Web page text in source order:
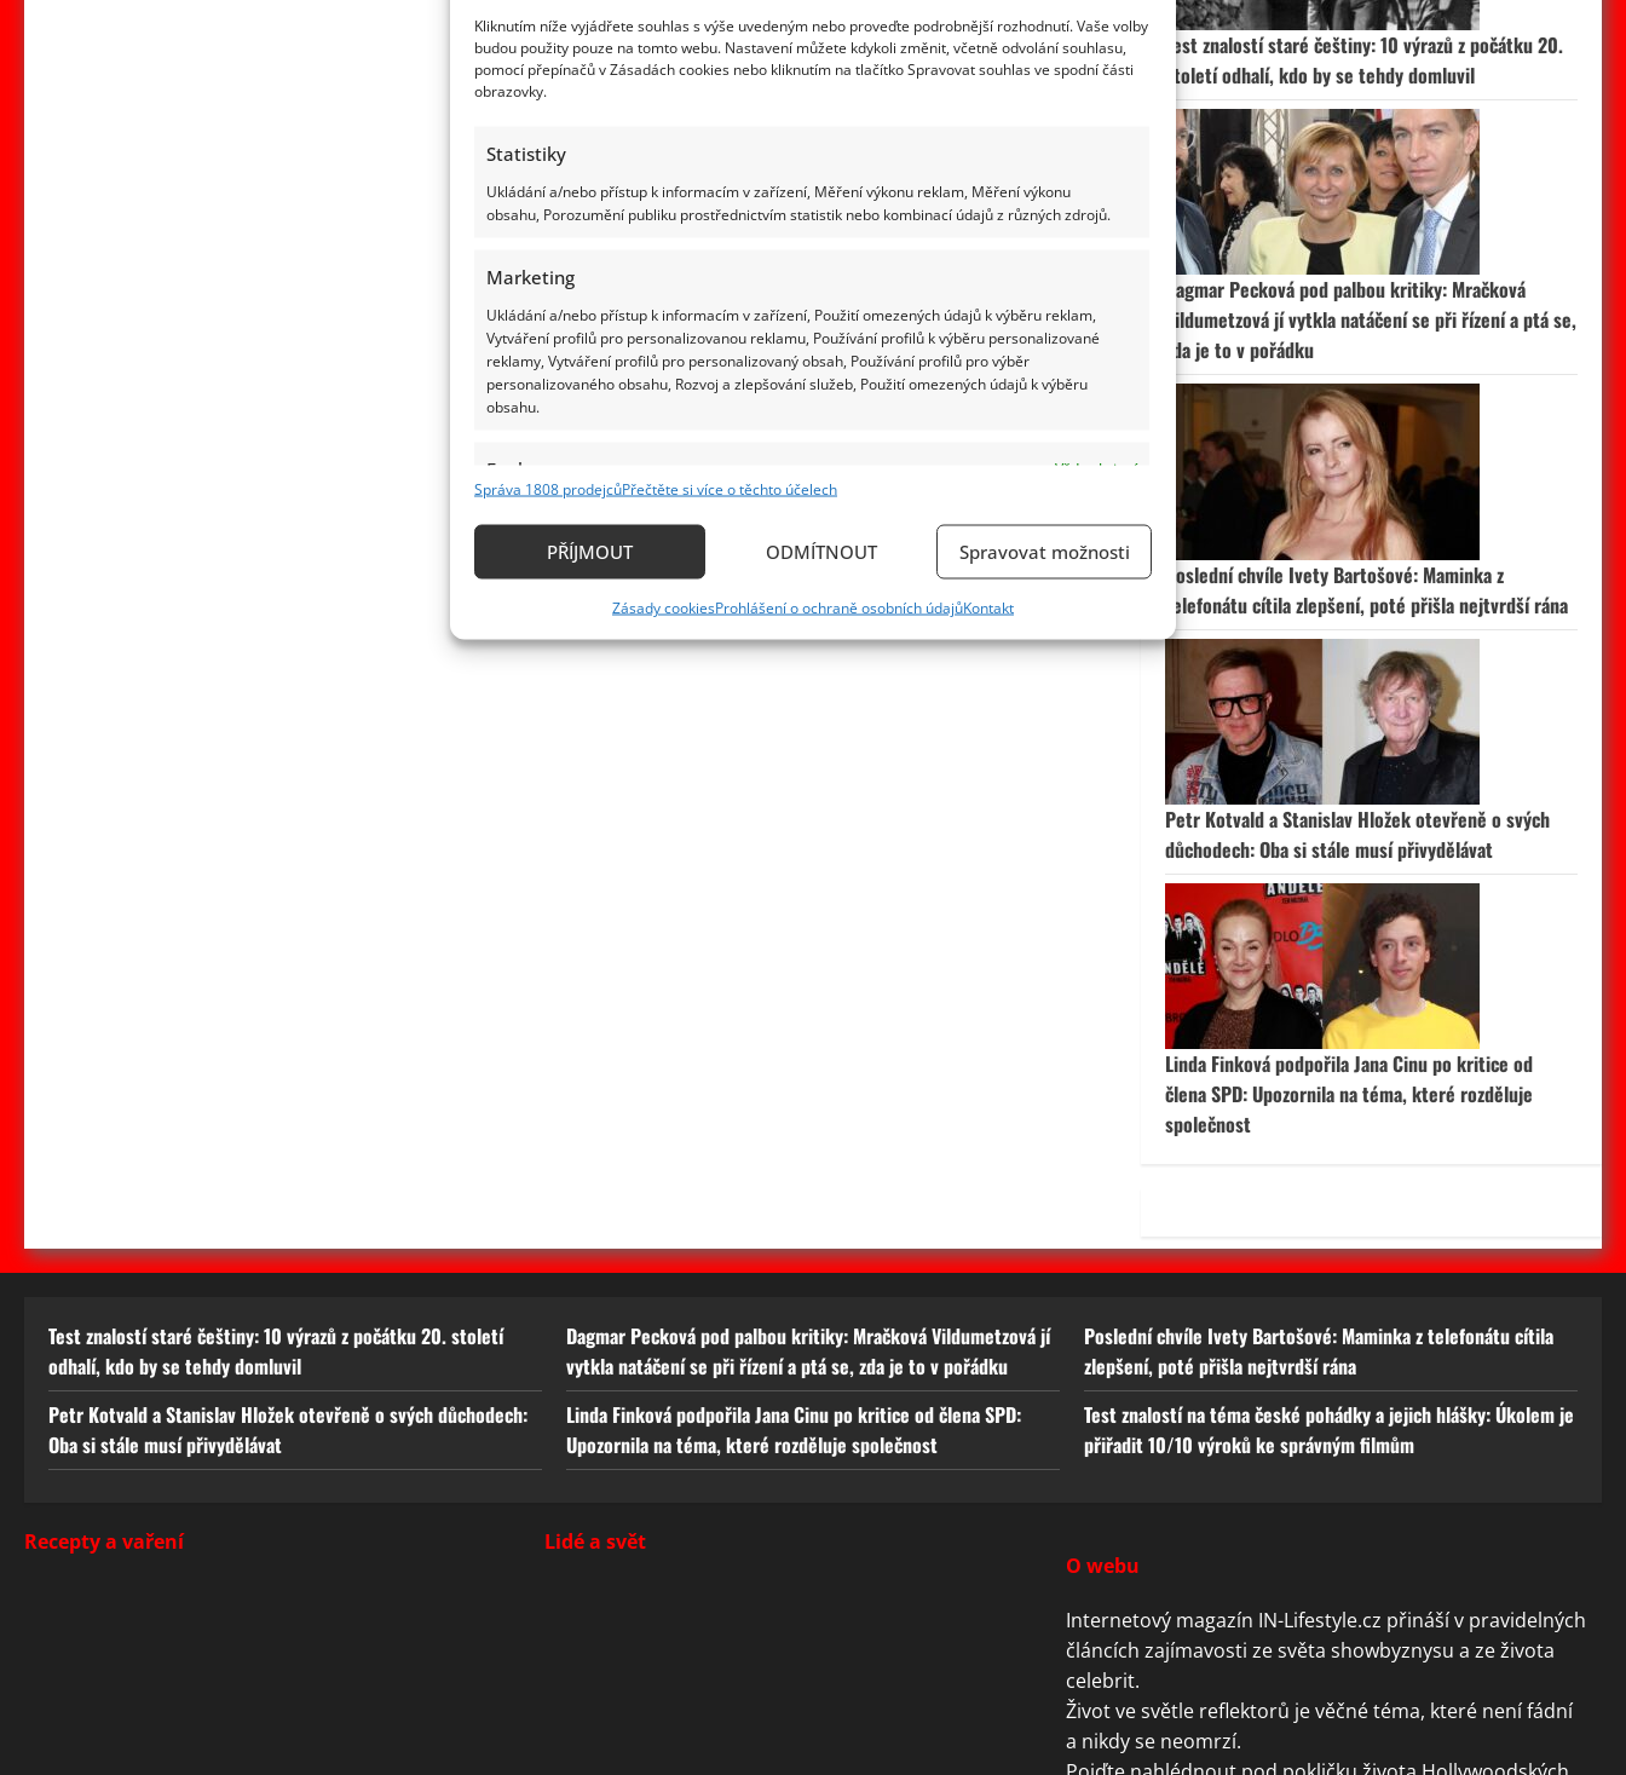
Kliknutím níže vyjádřete souhlas s výše uvedeným nebo proveďte podrobnější rozhodnutí. Vaše volby
budou použity pouze na tomto webu. Nastavení můžete kdykoli změnit, včetně odvolání souhlasu,
pomocí přepínačů v Zásadách cookies nebo kliknutím na tlačítko Spravovat souhlas ve spodní části
obrazovky.
Statistiky
Ukládání a/nebo přístup k informacím v zařízení, Měření výkonu reklam, Měření výkonu
obsahu, Porozumění publiku prostřednictvím statistik nebo kombinací údajů z různých zdrojů.
Marketing
Ukládání a/nebo přístup k informacím v zařízení, Použití omezených údajů k výběru reklam,
Vytváření profilů pro personalizovanou reklamu, Používání profilů k výběru personalizované
reklamy, Vytváření profilů pro personalizovaný obsah, Používání profilů pro výběr
personalizovaného obsahu, Rozvoj a zlepšování služeb, Použití omezených údajů k výběru
obsahu.
Funkce
Vždy aktivní
Identifikace zařízení na základě automaticky přenášených informací.
základě aktivně požadovaných informací.
Správa 1808 prodejcůPřečtěte si více o těchto účelech
PŘÍJMOUT ODMÍTNOUT Spravovat možnosti
Zásady cookiesProhlášení o ochraně osobních údajůKontakt
Test znalostí staré češtiny: 10 výrazů z počátku 20.
století odhalí, kdo by se tehdy domluvil
Dagmar Pecková pod palbou kritiky: Mračková
Vildumetzová jí vytkla natáčení se při řízení a ptá se,
zda je to v pořádku
Poslední chvíle Ivety Bartošové: Maminka z
telefonátu cítila zlepšení, poté přišla nejtvrdší rána
Petr Kotvald a Stanislav Hložek otevřeně o svých
důchodech: Oba si stále musí přivydělávat
Linda Finková podpořila Jana Cinu po kritice od
člena SPD: Upozornila na téma, které rozděluje
společnost
Test znalostí staré češtiny: 10 výrazů z počátku 20. století
odhalí, kdo by se tehdy domluvil
Dagmar Pecková pod palbou kritiky: Mračková Vildumetzová jí
vytkla natáčení se při řízení a ptá se, zda je to v pořádku
Poslední chvíle Ivety Bartošové: Maminka z telefonátu cítila
zlepšení, poté přišla nejtvrdší rána
Petr Kotvald a Stanislav Hložek otevřeně o svých důchodech:
Oba si stále musí přivydělávat
Linda Finková podpořila Jana Cinu po kritice od člena SPD:
Upozornila na téma, které rozděluje společnost
Test znalostí na téma české pohádky a jejich hlášky: Úkolem je
přiřadit 10/10 výroků ke správným filmům
Recepty a vaření
Lidé a svět
O webu
Internetový magazín IN-Lifestyle.cz přináší v pravidelných
článcích zajímavosti ze světa showbyznysu a ze života
celebrit.
Život ve světle reflektorů je věčné téma, které není fádní
a nikdy se neomrzí.